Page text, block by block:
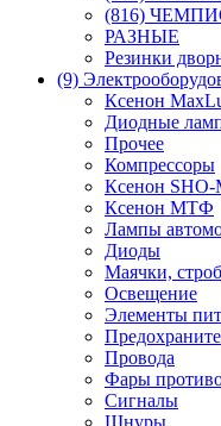
(816)
РАЗНЫЕ
Резинки
(9)
Ксенон
Диодные
Прочее
Компрессоры
Ксенон SHO-
Ксенон МТФ
Лампы
Диоды
Маячки,
Освещение
Элементы
Провода
Фары
Сигналы
Шнуры